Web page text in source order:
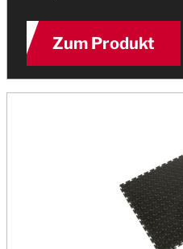
Zum Produkt